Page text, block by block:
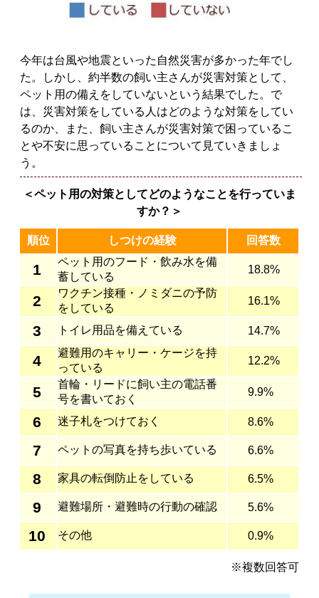
今年は台風や地震といった自然災害が多かった年でし
た。しかし、約半数の飼い主さんが災害対策として、
ペット用の備えをしていないという結果でした。で
は、災害対策をしている人はどのような対策をしてい
るのか、また、飼い主さんが災害対策で困っているこ
とや不安に思っていることについて見ていきましょ
う。
＜ペット用の対策としてどのようなことを行っていま
すか？＞
順位 しつけの経験 回答数
1
ペット用のフード・飲み水を備
蓄している
18.8%
2
ワクチン接種・ノミダニの予防
をしている
16.1%
3 トイレ用品を備えている 14.7%
4
避難用のキャリー・ケージを持
っている
12.2%
5
首輪・リードに飼い主の電話番
号を書いておく
9.9%
6 迷子札をつけておく 8.6%
7 ペットの写真を持ち歩いている 6.6%
8 家具の転倒防止をしている 6.5%
9 避難場所・避難時の行動の確認 5.6%
10 その他 0.9%
※複数回答可